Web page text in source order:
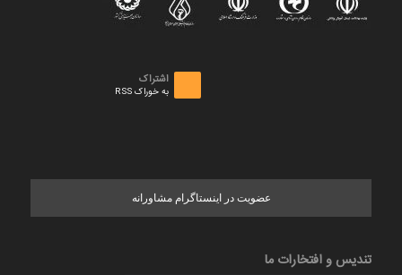
اشتراک
به خوراک RSS
عضویت در اینستاگرام مشاورانه
تندیس و افتخارات ما